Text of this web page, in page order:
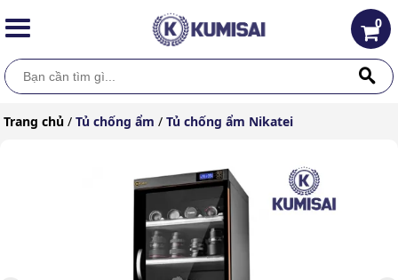
0
Trang chủ / Tủ chống ẩm / Tủ chống ẩm Nikatei